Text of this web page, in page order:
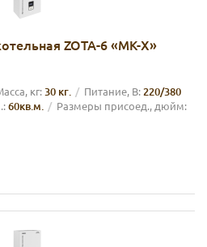
ZOTA-6 «MK-X»
кг: 30 кг. Питание, В: 220/380
60кв.м. Размеры присоед., дюйм: